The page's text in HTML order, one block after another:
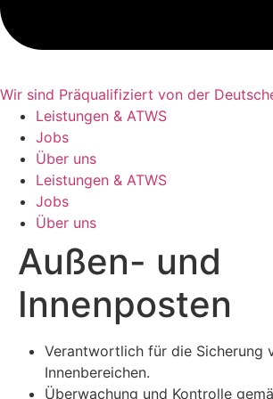
Wir sind Präqualifiziert von der
Leistungen & ATWS
Jobs
Über uns
Leistungen & ATWS
Jobs
Über uns
Außen- und
Innenposten
Verantwortlich für die Sicherung
Innenbereichen.
Überwachung und Kontrolle